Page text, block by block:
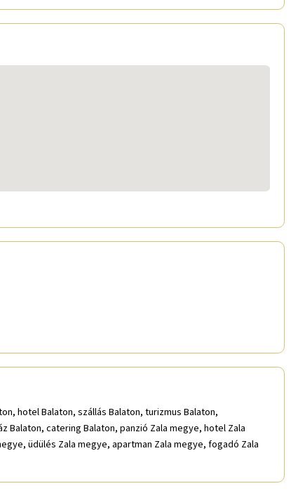
hotel Balaton, szállás Balaton, turizmus Balaton,
Balaton, catering Balaton, panzió Zala megye, hotel Zala
üdülés Zala megye, apartman Zala megye, fogadó Zala